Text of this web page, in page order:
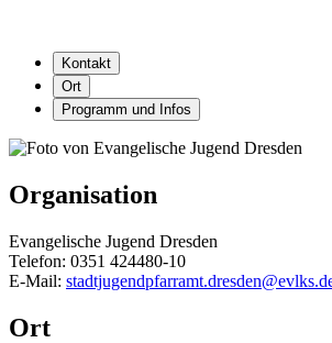
Kontakt
Ort
Programm und Infos
Organisation
Evangelische Jugend Dresden
Telefon: 0351 424480-10
E-Mail:
Ort